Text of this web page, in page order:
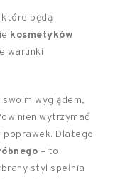
będą
kosmetyków
warunki
wyglądem,
wytrzymać
poprawek. Dlatego
– to
styl spełnia